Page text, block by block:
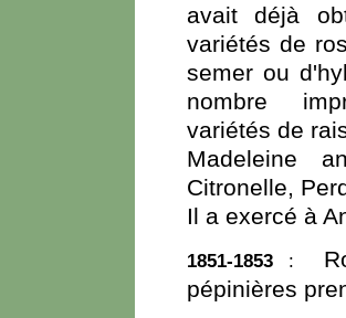
avait déjà
variétés de
semer ou
nombre
variétés de
Madeleine
Citronelle,
Il a exercé à
1851-1853:
pépinières